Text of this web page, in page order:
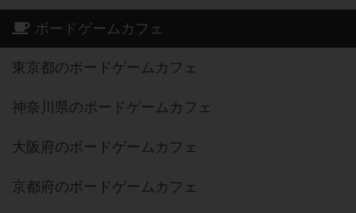
ボードゲームカフェ
東京都のボードゲームカフェ
神奈川県のボードゲームカフェ
大阪府のボードゲームカフェ
京都府のボードゲームカフェ